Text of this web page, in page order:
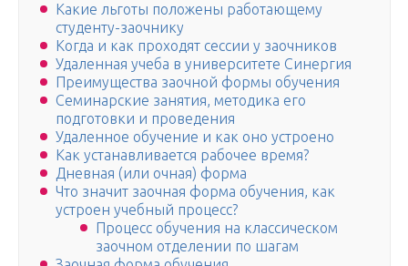
Какие льготы положены работающему
студенту-заочнику
Когда и как проходят сессии у заочников
Удаленная учеба в университете Синергия
Преимущества заочной формы обучения
Семинарские занятия, методика его
подготовки и проведения
Удаленное обучение и как оно устроено
Как устанавливается рабочее время?
Дневная (или очная) форма
Что значит заочная форма обучения, как
устроен учебный процесс?
Процесс обучения на классическом
заочном отделении по шагам